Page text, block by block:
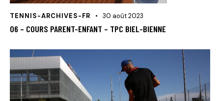
TENNIS-ARCHIVES-FR 30 août 2023
06 – COURS PARENT-ENFANT – TPC BIEL-BIENNE